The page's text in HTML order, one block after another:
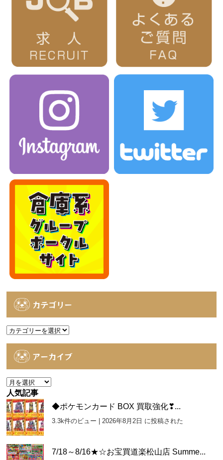
カテゴリー
カ
アーカイブ
ア
ー
カ
イ
ブ
人気記事
◆ポケモンカード BOX 買取強化❣...
3.3k件のビュー |2026年8月2日 に投稿された
7/18～8/16★☆お宝買道楽松山店 Summe...